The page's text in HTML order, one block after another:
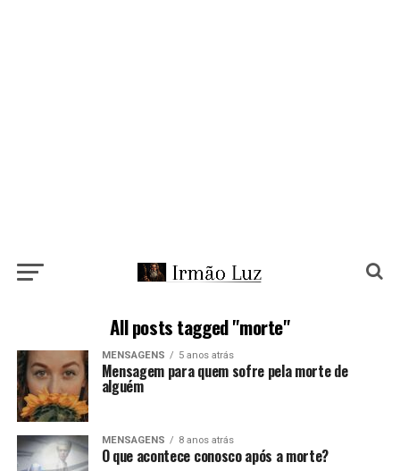
All posts tagged "morte"
MENSAGENS 5 anos atrás
Mensagem para quem sofre pela morte de
alguém
MENSAGENS 8 anos atrás
O que acontece conosco após a morte?